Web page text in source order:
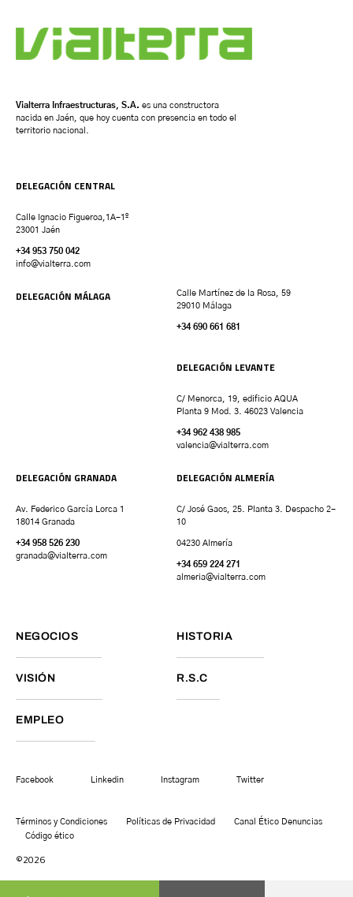
Vialterra Infraestructuras, S.A. es una constructora
nacida en Jaén, que hoy cuenta con presencia en todo el
territorio nacional.
DELEGACIÓN CENTRAL
Calle Ignacio Figueroa,1A-1º
23001 Jaén
+34 953 750 042
info@vialterra.com
DELEGACIÓN MÁLAGA
Calle Martínez de la Rosa, 59
29010 Málaga
+34 690 661 681
DELEGACIÓN LEVANTE
C/ Menorca, 19, edificio AQUA
Planta 9 Mod. 3. 46023 Valencia
+34 962 438 985
valencia@vialterra.com
DELEGACIÓN GRANADA
Av. Federico García Lorca 1
18014 Granada
+34 958 526 230
granada@vialterra.com
DELEGACIÓN ALMERÍA
C/ José Gaos, 25. Planta 3. Despacho 2-
10
04230 Almería
+34 659 224 271
almeria@vialterra.com
NEGOCIOS HISTORIA
VISIÓN R.S.C
EMPLEO
Facebook Linkedin Instagram Twitter
Términos y Condiciones Políticas de Privacidad
Canal Ético Denuncias
Código ético
©2026